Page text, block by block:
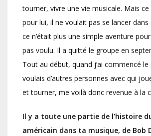
tourner, vivre une vie musicale. Mais ce
pour lui, il ne voulait pas se lancer
ce n’était plus une simple aventure pour
pas voulu. Il a quitté le groupe en
Tout au début, quand j’ai commencé
voulais d’autres personnes avec qui
et tourner, me voilà donc revenue à la
Il y a toute une partie de l’histoire
américain dans ta musique, de Bob